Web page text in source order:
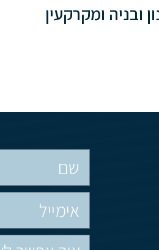
ובניה ומקרקעין